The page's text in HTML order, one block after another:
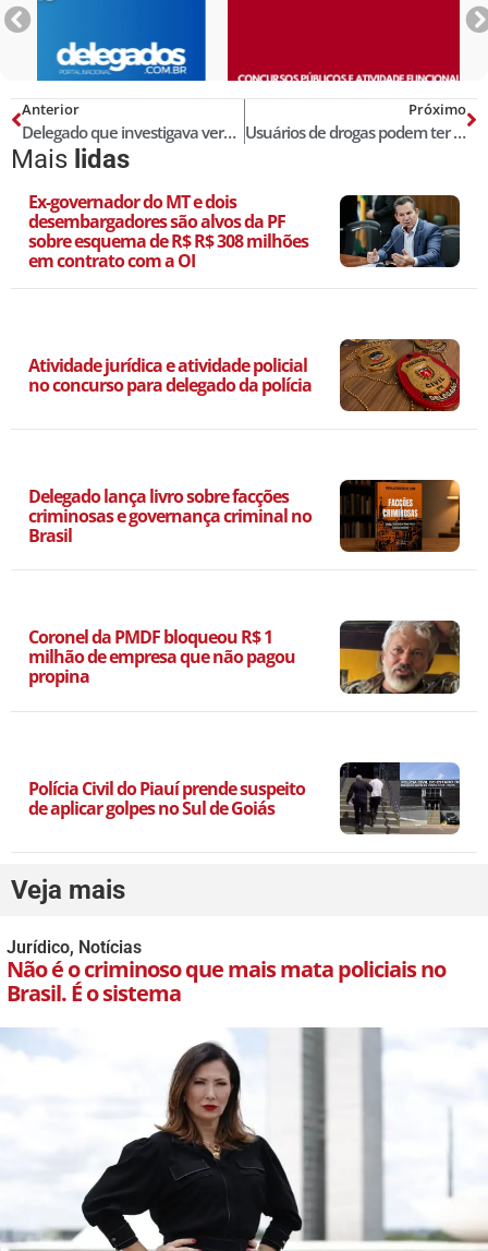
Anterior
Delegado que investigava vereadores é transferido e faz desabafo na internet
Próximo
Usuários de drogas podem ter 10% de vagas em concurso público
Mais lidas
Ex-governador do MT e dois
desembargadores são alvos da PF
sobre esquema de R$ R$ 308 milhões
em contrato com a OI
Atividade jurídica e atividade policial
no concurso para delegado da polícia
Delegado lança livro sobre facções
criminosas e governança criminal no
Brasil
Coronel da PMDF bloqueou R$ 1
milhão de empresa que não pagou
propina
Polícia Civil do Piauí prende suspeito
de aplicar golpes no Sul de Goiás
Veja mais
Jurídico, Notícias
Não é o criminoso que mais mata policiais no
Brasil. É o sistema